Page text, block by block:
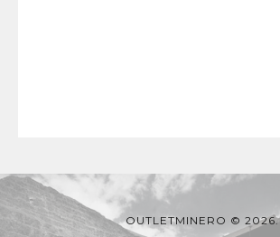
OUTLETMINERO © 2026.